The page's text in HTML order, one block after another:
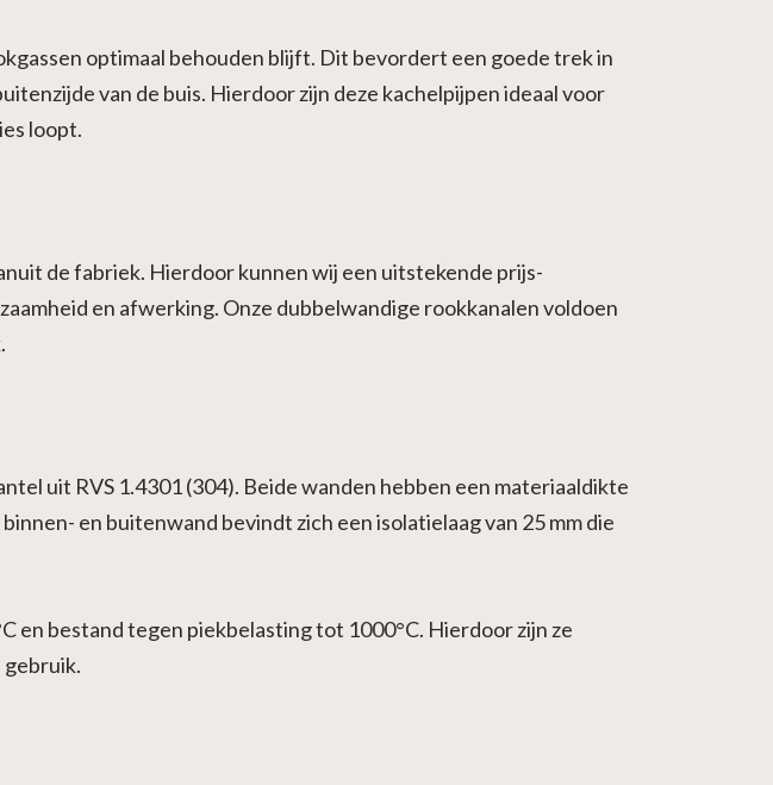
optimaal behouden blijft. Dit bevordert een goede trek in
van de buis. Hierdoor zijn deze kachelpijpen ideaal voor
loopt.
de fabriek. Hierdoor kunnen wij een uitstekende prijs-
en afwerking. Onze dubbelwandige rookkanalen voldoen
uit RVS 1.4301 (304). Beide wanden hebben een materiaaldikte
en buitenwand bevindt zich een isolatielaag van 25 mm die
bestand tegen piekbelasting tot 1000°C. Hierdoor zijn ze